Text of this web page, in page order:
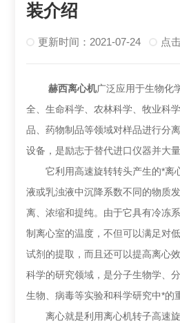
装介绍
更新时间：2021-07-24 点
赫西离心机广泛应用于生物化
全、生命科学、农林科学、牧业科
品、药物制品等领域对样品进行分
设备，是励志于替代进口仪器并大
它利用高速旋转转头产生的*离
液或乳浊液中沉降系数不同的物质
离、浓缩和提纯。由于它具有冷冻
制离心室的温度，不但可以满足对
试剂的提取，而且还可以提高离心
科学的研究领域，是分子生物学、
生物、病毒等实验和科学研究中*的
离心就是利用离心机转子高速旋